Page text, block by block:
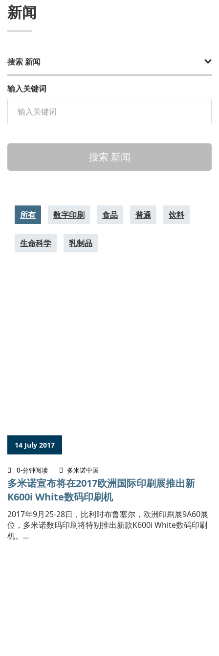
新闻
搜索 新闻
输入关键词
搜索 新闻
所有 数字印刷 食品 普通 饮料
生命科学 乳制品
14 July 2017
0-分钟阅读 多米诺中国
多米诺宣布将在2017欧洲国际印刷展推出新
K600i White数码印刷机
2017年9月25-28日，比利时布鲁塞尔，欧洲印刷展9A60展
位，多米诺数码印刷将特别推出新款K600i White数码印刷
机。...